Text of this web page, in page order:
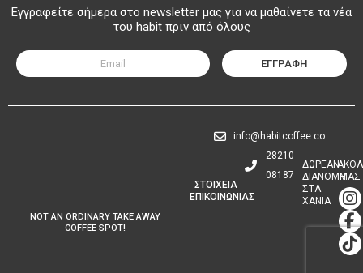
Εγγραφείτε σήμερα στο newsletter μας για να μαθαίνετε τα νέα
του habit πριν από όλους
ΕΓΓΡΑΦΗ
NOT AN ORDINARY TAKE AWAY
COFFEE SPOT!
ΣΤΟΙΧΕΙΑ
ΕΠΙΚΟΙΝΩΝΙΑΣ
info@habitcoffee.co
28210
08187
∆ΩΡΕΑΝ
∆ΙΑΝΟΜΗ
ΣΤΑ
ΧΑΝΙΑ
ΜΑΣ
I
n
s
t
a
F
a
c
e
b
T
i
k
t
o